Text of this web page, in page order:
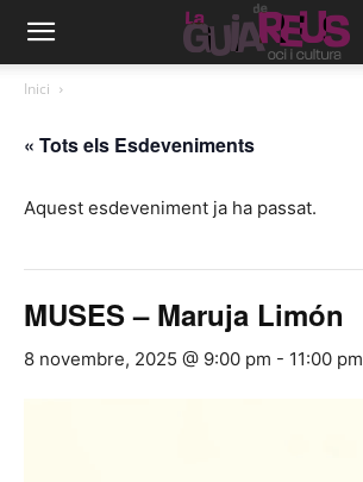
Inici
« Tots els Esdeveniments
Aquest esdeveniment ja ha passat.
MUSES – Maruja Limón
8 novembre, 2025 @ 9:00 pm - 11:00 pm